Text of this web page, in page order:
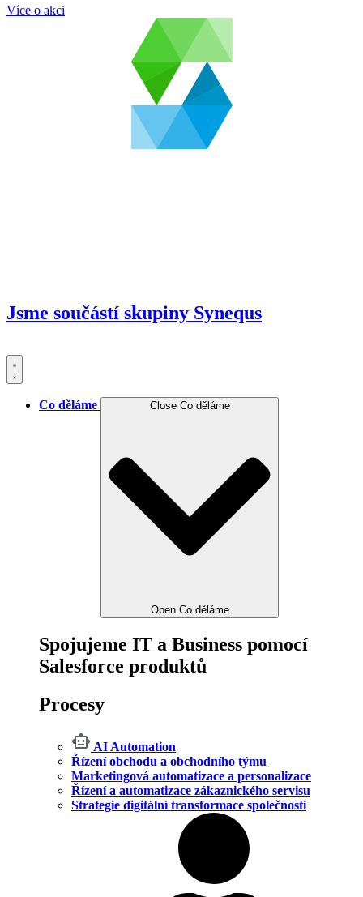
Více o akci
Jsme součástí skupiny Synequs
Co děláme Close Co děláme
Open Co děláme
Spojujeme IT a Business pomocí
Salesforce produktů
Procesy
AI Automation
Řízení obchodu a obchodního týmu
Marketingová automatizace a personalizace
Řízení a automatizace zákaznického servisu
Strategie digitální transformace společnosti